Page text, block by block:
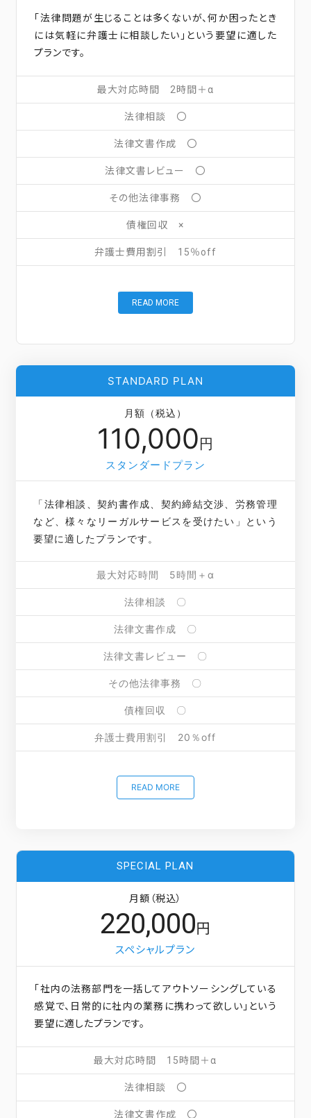
「法律問題が生じることは多くないが、何か困ったとき
には気軽に弁護士に相談したい」という要望に適した
プランです。
最大対応時間 2時間＋α
法律相談 〇
法律文書作成 〇
法律文書レビュー 〇
その他法律事務 〇
債権回収 ×
弁護士費用割引 15％off
READ MORE
STANDARD PLAN
月額（税込）
110,000円
スタンダードプラン
「法律相談、契約書作成、契約締結交渉、労務管理
など、様々なリーガルサービスを受けたい」という
要望に適したプランです。
最大対応時間 5時間＋α
法律相談 〇
法律文書作成 〇
法律文書レビュー 〇
その他法律事務 〇
債権回収 〇
弁護士費用割引 20％off
READ MORE
SPECIAL PLAN
月額（税込）
220,000円
スペシャルプラン
「社内の法務部門を一括してアウトソーシングしている
感覚で、日常的に社内の業務に携わって欲しい」という
要望に適したプランです。
最大対応時間 15時間＋α
法律相談 〇
法律文書作成 〇